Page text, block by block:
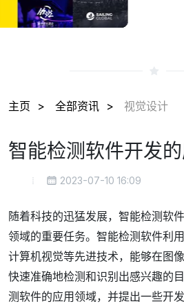
主页 全部资讯 视觉设计
智能检测软件开发
2023-07-10 16:09
随着科技的迅猛发展，智能检测软
领域的重要任务。智能检测软件利
计算机视觉等先进技术，能够在图
快速准确地检测和识别出感兴趣的
测软件的应用领域，并提出一些开